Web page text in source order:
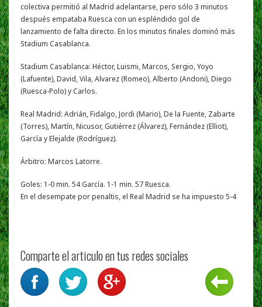
colectiva permitió al Madrid adelantarse, pero sólo 3 minutos
después empataba Ruesca con un espléndido gol de
lanzamiento de falta directo. En los minutos finales dominó más
Stadium Casablanca.
Stadium Casablanca: Héctor, Luismi, Marcos, Sergio, Yoyo
(Lafuente), David, Vila, Alvarez (Romeo), Alberto (Andoni), Diego
(Ruesca-Polo) y Carlos.
Real Madrid: Adrián, Fidalgo, Jordi (Mario), De la Fuente, Zabarte
(Torres), Martín, Nicusor, Gutiérrez (Álvarez), Fernández (Elliot),
García y Elejalde (Rodríguez).
Árbitro: Marcos Latorre.
Goles: 1-0 min. 54 García. 1-1 min. 57 Ruesca.
En el desempate por penaltis, el Real Madrid se ha impuesto 5-4
Comparte el articulo en tus redes sociales